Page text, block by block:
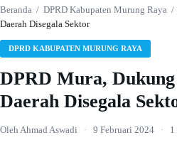
Beranda / DPRD Kabupaten Murung Raya /
Daerah Disegala Sektor
DPRD KABUPATEN MURUNG RAYA
DPRD Mura,
Daerah Disegala
Oleh Ahmad Aswadi · 9 Februari 2024 · 1